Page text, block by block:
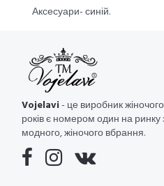
Аксесуари- синій.
Vojelavi- це виробник
років є номером один на ринку
модного, жіночого вбрання.